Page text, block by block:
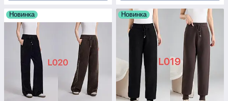
Новинка Новинка